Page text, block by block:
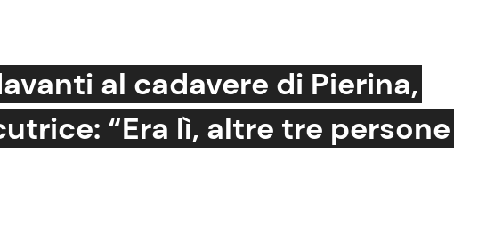
Cucina e Ricette
al cadavere di Pierina,
“Era lì, altre tre persone